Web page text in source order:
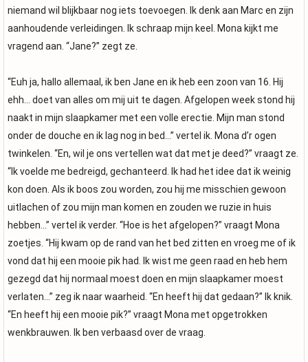
niemand wil blijkbaar nog iets toevoegen. Ik denk aan Marc en zijn
aanhoudende verleidingen. Ik schraap mijn keel. Mona kijkt me
vragend aan. “Jane?” zegt ze.
“Euh ja, hallo allemaal, ik ben Jane en ik heb een zoon van 16. Hij
ehh… doet van alles om mij uit te dagen. Afgelopen week stond hij
naakt in mijn slaapkamer met een volle erectie. Mijn man stond
onder de douche en ik lag nog in bed…” vertel ik. Mona d’r ogen
twinkelen. “En, wil je ons vertellen wat dat met je deed?” vraagt ze.
“Ik voelde me bedreigd, gechanteerd. Ik had het idee dat ik weinig
kon doen. Als ik boos zou worden, zou hij me misschien gewoon
uitlachen of zou mijn man komen en zouden we ruzie in huis
hebben…” vertel ik verder. “Hoe is het afgelopen?” vraagt Mona
zoetjes. “Hij kwam op de rand van het bed zitten en vroeg me of ik
vond dat hij een mooie pik had. Ik wist me geen raad en heb hem
gezegd dat hij normaal moest doen en mijn slaapkamer moest
verlaten…” zeg ik naar waarheid. “En heeft hij dat gedaan?” Ik knik.
“En heeft hij een mooie pik?” vraagt Mona met opgetrokken
wenkbrauwen. Ik ben verbaasd over de vraag.